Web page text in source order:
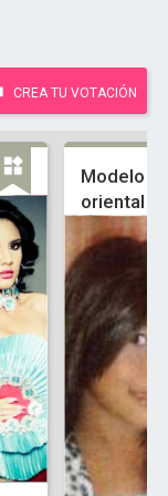
CREA TU VOTACIÓN
Modelo
oriental